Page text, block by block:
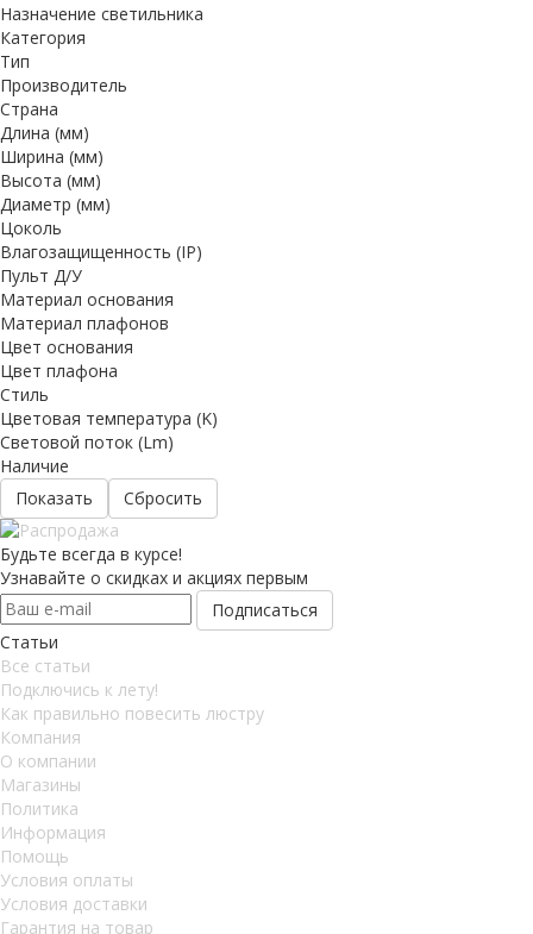
Назначение светильника
Категория
Тип
Производитель
Страна
Длина (мм)
Ширина (мм)
Высота (мм)
Диаметр (мм)
Цоколь
Влагозащищенность (IP)
Пульт Д/У
Материал основания
Материал плафонов
Цвет основания
Цвет плафона
Стиль
Цветовая температура (K)
Световой поток (Lm)
Наличие
Сбросить
Будьте всегда в курсе!
Узнавайте о скидках и акциях первым
Статьи
Все статьи
Подключись к лету!
Как правильно повесить люстру
Компания
О компании
Магазины
Политика
Информация
Помощь
Условия оплаты
Условия доставки
Гарантия на товар